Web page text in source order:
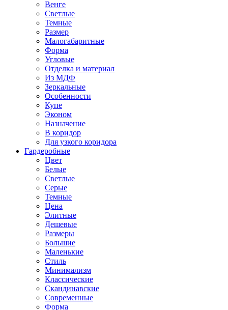
Венге
Светлые
Темные
Размер
Малогабаритные
Форма
Угловые
Отделка и материал
Из МДФ
Зеркальные
Особенности
Купе
Эконом
Назначение
В коридор
Для узкого коридора
Гардеробные
Цвет
Белые
Светлые
Серые
Темные
Цена
Элитные
Дешевые
Размеры
Большие
Маленькие
Стиль
Минимализм
Классические
Скандинавские
Современные
Форма